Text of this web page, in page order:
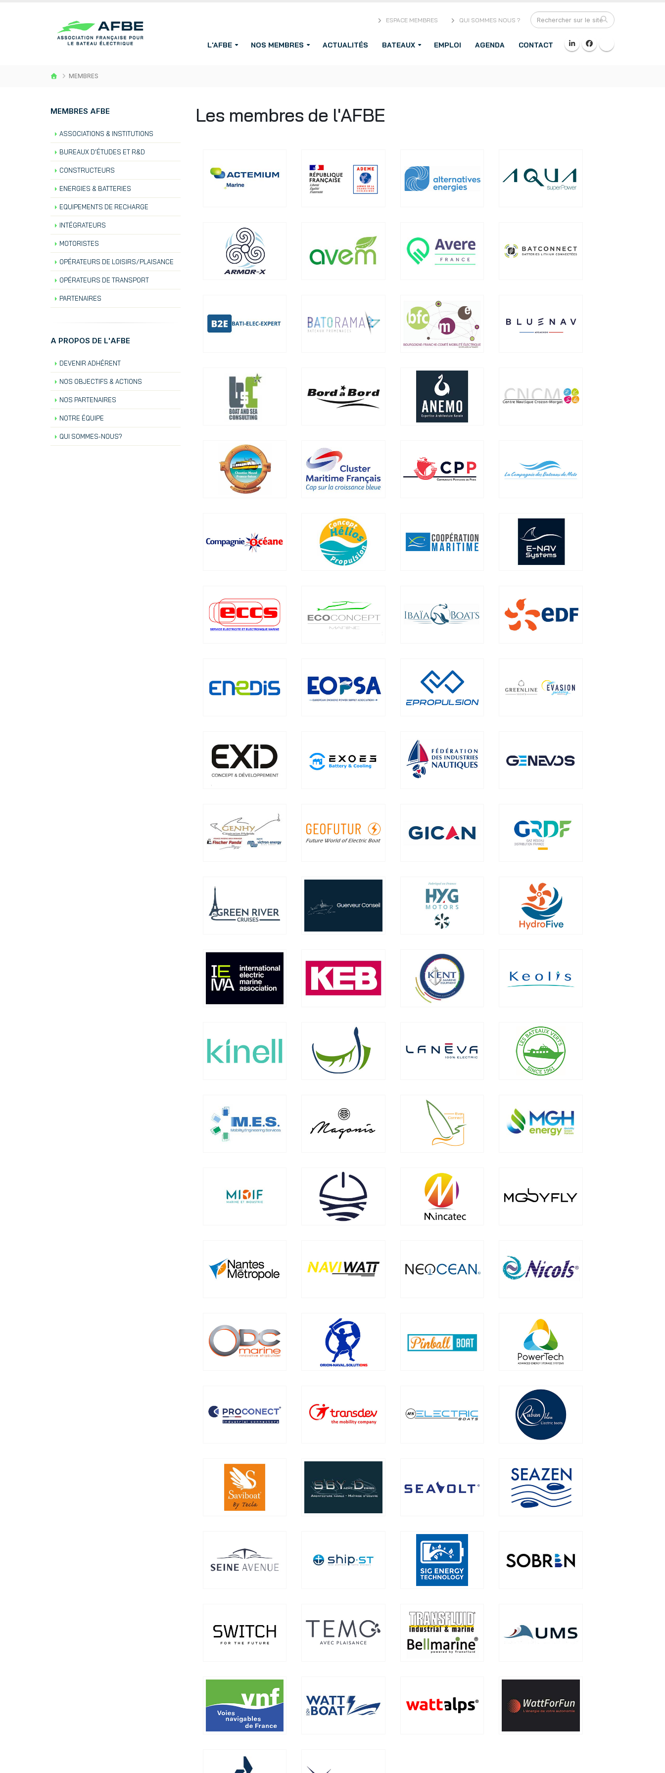
ESPACE MEMBRES QUI SOMMES NOUS ?
L'AFBE NOS MEMBRES ACTUALITÉS BATEAUX EMPLOI AGENDA CONTACT
MEMBRES
MEMBRES AFBE
ASSOCIATIONS & INSTITUTIONS
BUREAUX D'ÉTUDES ET R&D
CONSTRUCTEURS
ENERGIES & BATTERIES
EQUIPEMENTS DE RECHARGE
INTÉGRATEURS
MOTORISTES
OPÉRATEURS DE LOISIRS/PLAISANCE
OPÉRATEURS DE TRANSPORT
PARTENAIRES
A PROPOS DE L'AFBE
DEVENIR ADHÉRENT
NOS OBJECTIFS & ACTIONS
NOS PARTENAIRES
NOTRE ÉQUIPE
QUI SOMMES-NOUS?
Les membres de l'AFBE